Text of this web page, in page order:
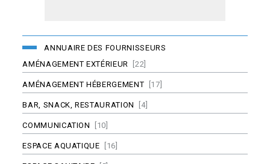
ANNUAIRE DES FOURNISSEURS
AMÉNAGEMENT EXTÉRIEUR
[22]
AMÉNAGEMENT HÉBERGEMENT [17]
BAR, SNACK, RESTAURATION [4]
COMMUNICATION [10]
ESPACE AQUATIQUE [16]